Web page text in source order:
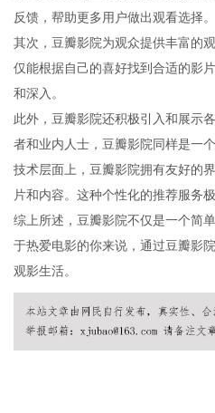
反馈，帮助更多用户做出观看选择。
其次，豆瓣影院为观众提供丰富的
仅能根据自己的喜好找到合适的影
和深入。
此外，豆瓣影院还积极引入和展示
者和业内人士，豆瓣影院同样是一
技术层面上，豆瓣影院拥有友好的
片和内容。这种个性化的推荐服务
综上所述，豆瓣影院不仅是一个简
于热爱电影的你来说，通过豆瓣影
观影生活。